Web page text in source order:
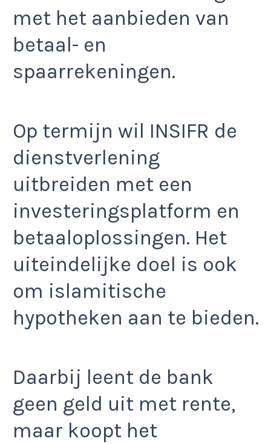
met het aanbieden van
betaal- en
spaarrekeningen.
Op termijn wil INSIFR de
dienstverlening
uitbreiden met een
investeringsplatform en
betaaloplossingen. Het
uiteindelijke doel is ook
om islamitische
hypotheken aan te bieden.
Daarbij leent de bank
geen geld uit met rente,
maar koopt het